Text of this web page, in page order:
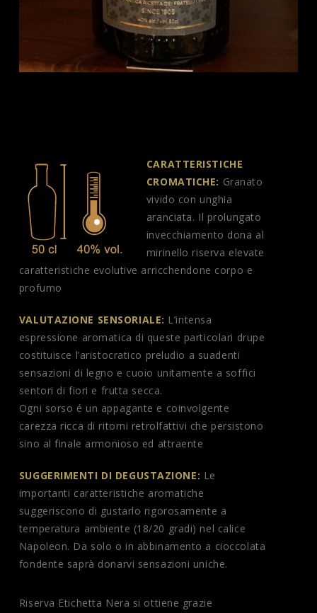
CARATTERISTICHE
CROMATICHE: Granato
vivido con unghia
aranciata. Il prolungato
invecchiamento dona al
mirinello riserva elevate
caratteristiche evolutive arricchendone corpo e
profumo
VALUTAZIONE SENSORIALE: L’intensa
espressione aromatica di queste particolari drupe
costituisce l’aristocratico preludio a suadenti
sensazioni di legno e cuoio unitamente a soffici
sentori di fiori e frutta secca.
Ogni sorso é un appagante e coinvolgente
carezza ricca di ritorni retrolfattivi che persistono
sino al finale armonioso ed attraente
SUGGERIMENTI DI DEGUSTAZIONE: Le
importanti caratteristiche aromatiche
suggeriscono di gustarlo rigorosamente a
temperatura ambiente (18/20 gradi) nel calice
Napoleon. Da solo o in abbinamento a cioccolata
fondente saprà donarvi sensazioni uniche.
Riserva Etichetta Nera si ottiene grazie